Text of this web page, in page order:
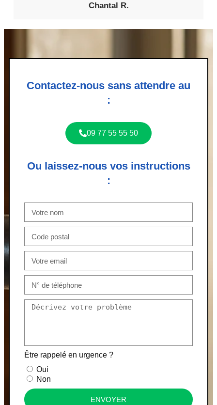
Chantal R.
Contactez-nous sans attendre au
:
09 77 55 55 50
Ou laissez-nous vos instructions
:
Être rappelé en urgence ?
Oui
Non
ENVOYER